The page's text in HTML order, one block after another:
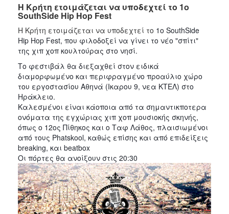
2022
2021
2020
2018
2017
2016
2015
2012
2011
ΔΗΜΟΣ
Η Κρήτη ετοιμάζεται να υποδεχτεί το 1ο
SouthSide Hip Hop Fest
Η Κρήτη ετοιμάζεται να υποδεχτεί το 1ο SouthSide
Hip Hop Fest, που φιλοδοξεί να γίνει το νέο "σπίτι"
της χιπ χοπ κουλτούρας στο νησί.
Το φεστιβάλ θα διεξαχθεί στον ειδικά
διαμορφωμένο και περιφραγμένο προαύλιο χώρο
του εργοστασίου Αθηνά (Ικαρου 9, νεα ΚΤΕΛ) στο
Ηράκλειο.
Καλεσμένοι είναι κάοποια από τα σημαντικποτερα
ονόματα της εγχώριας χιπ χοπ μουσιοκής σκηνής,
όπως ο 12ος Πίθηκος και ο Ταφ Λάθος, πλαισιωμένοι
από τους Phatskool, καθώς επίσης και από επιδείξεις
breaking, και beatbox
Οι πόρτες θα ανοίξουν στις 20:30